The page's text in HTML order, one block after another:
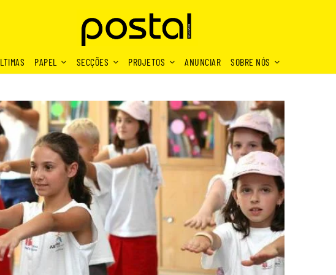
PAPEL SECÇÕES PROJETOS ANUNCIAR SOBRE NÓS